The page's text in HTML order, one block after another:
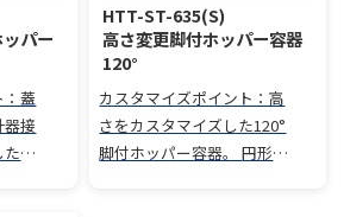
パー
：蓋
器接
脚
HTT-ST-635(S)
高さ変更脚付ホッパー容器
120°
カスタマイズポイント：高
さをカスタマイズした120°
脚付ホッパー容器。 円形ア